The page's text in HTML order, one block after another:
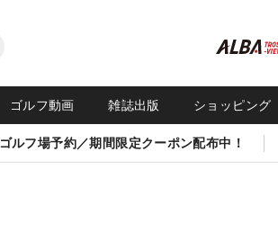
ゴルフ動画 雑誌出版 ショッピング
ゴルフ場予約／期間限定クーポン配布中！